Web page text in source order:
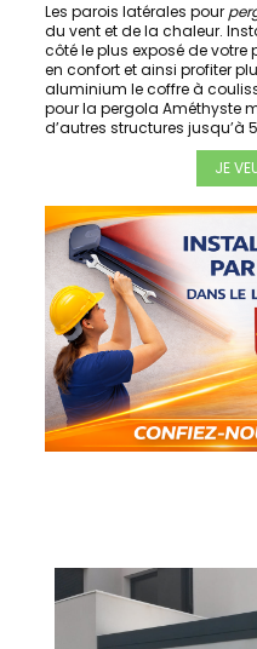
Les parois latérales pour
du vent et de la chaleur.
côté le plus exposé de
en confort et ainsi profiter
aluminium le coffre à
pour la pergola Améthyste
d’autres structures jusqu’à
JE